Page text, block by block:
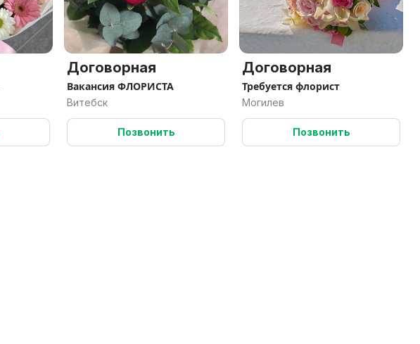
Договорная
Вакансия ФЛОРИСТА
Витебск
Позвонить
Договорная
Требуется флорист
Могилев
Позвонить